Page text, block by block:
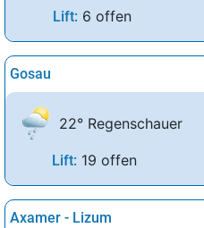
Lift: 6 offen
Gosau
22° Regenschauer
Lift: 19 offen
Axamer - Lizum